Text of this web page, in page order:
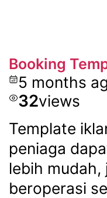
Booking
5 months
32views
Template
peniaga
lebih mudah,
beroperasi